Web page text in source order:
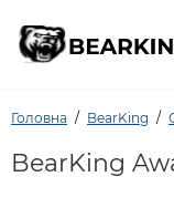
Головна BearKing
BearKing